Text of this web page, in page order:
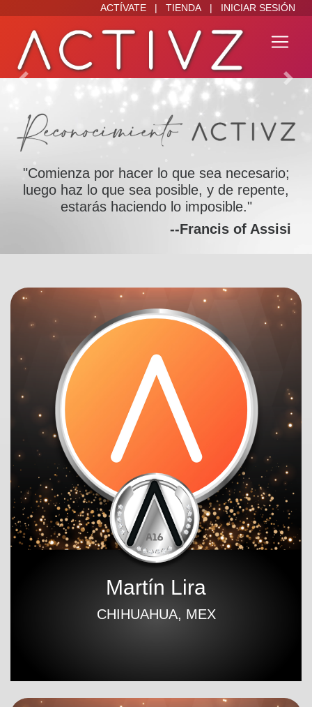
ACTÍVATE | TIENDA | INICIAR SESIÓN
"Comienza por hacer lo que sea necesario;
luego haz lo que sea posible, y de repente,
estarás haciendo lo imposible."
--Francis of Assisi
Martín Lira
CHIHUAHUA, MEX